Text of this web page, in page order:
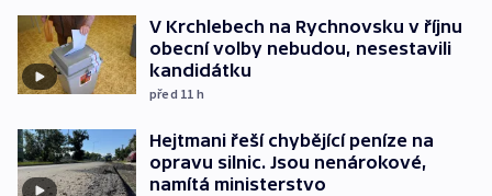
V Krchlebech na Rychnovsku v říjnu
obecní volby nebudou, nesestavili
kandidátku
před 11 h
Hejtmani řeší chybějící peníze na
opravu silnic. Jsou nenárokové,
namítá ministerstvo